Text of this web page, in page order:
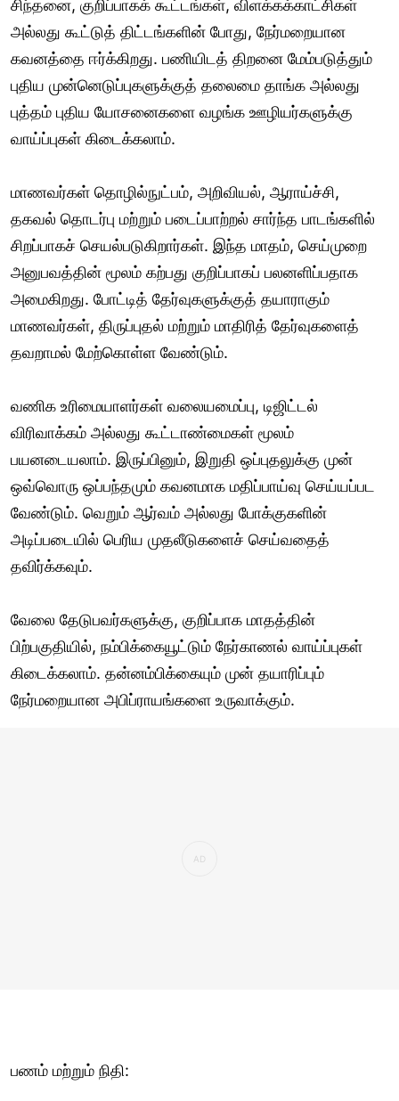
சிந்தனை, குறிப்பாகக் கூட்டங்கள், விளக்கக்காட்சிகள்
அல்லது கூட்டுத் திட்டங்களின் போது, நேர்மறையான
கவனத்தை ஈர்க்கிறது. பணியிடத் திறனை மேம்படுத்தும்
புதிய முன்னெடுப்புகளுக்குத் தலைமை தாங்க அல்லது
புத்தம் புதிய யோசனைகளை வழங்க ஊழியர்களுக்கு
வாய்ப்புகள் கிடைக்கலாம்.
மாணவர்கள் தொழில்நுட்பம், அறிவியல், ஆராய்ச்சி,
தகவல் தொடர்பு மற்றும் படைப்பாற்றல் சார்ந்த பாடங்களில்
சிறப்பாகச் செயல்படுகிறார்கள். இந்த மாதம், செய்முறை
அனுபவத்தின் மூலம் கற்பது குறிப்பாகப் பலனளிப்பதாக
அமைகிறது. போட்டித் தேர்வுகளுக்குத் தயாராகும்
மாணவர்கள், திருப்புதல் மற்றும் மாதிரித் தேர்வுகளைத்
தவறாமல் மேற்கொள்ள வேண்டும்.
வணிக உரிமையாளர்கள் வலையமைப்பு, டிஜிட்டல்
விரிவாக்கம் அல்லது கூட்டாண்மைகள் மூலம்
பயனடையலாம். இருப்பினும், இறுதி ஒப்புதலுக்கு முன்
ஒவ்வொரு ஒப்பந்தமும் கவனமாக மதிப்பாய்வு செய்யப்பட
வேண்டும். வெறும் ஆர்வம் அல்லது போக்குகளின்
அடிப்படையில் பெரிய முதலீடுகளைச் செய்வதைத்
தவிர்க்கவும்.
வேலை தேடுபவர்களுக்கு, குறிப்பாக மாதத்தின்
பிற்பகுதியில், நம்பிக்கையூட்டும் நேர்காணல் வாய்ப்புகள்
கிடைக்கலாம். தன்னம்பிக்கையும் முன் தயாரிப்பும்
நேர்மறையான அபிப்ராயங்களை உருவாக்கும்.
பணம் மற்றும் நிதி: